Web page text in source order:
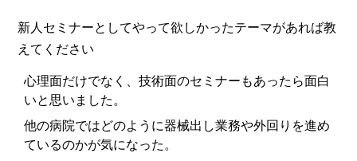
新人セミナーとしてやって欲しかったテーマがあれば教
えてください
心理面だけでなく、技術面のセミナーもあったら面白
いと思いました。
他の病院ではどのように器械出し業務や外回りを進め
ているのかが気になった。